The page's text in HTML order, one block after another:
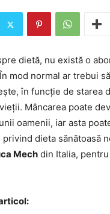
dietă, nu există o
mod normal ar trebui
în funcție de starea
Mâncarea poate
oamenii, iar asta
dieta sănătoasă
Mech din Italia, pentru